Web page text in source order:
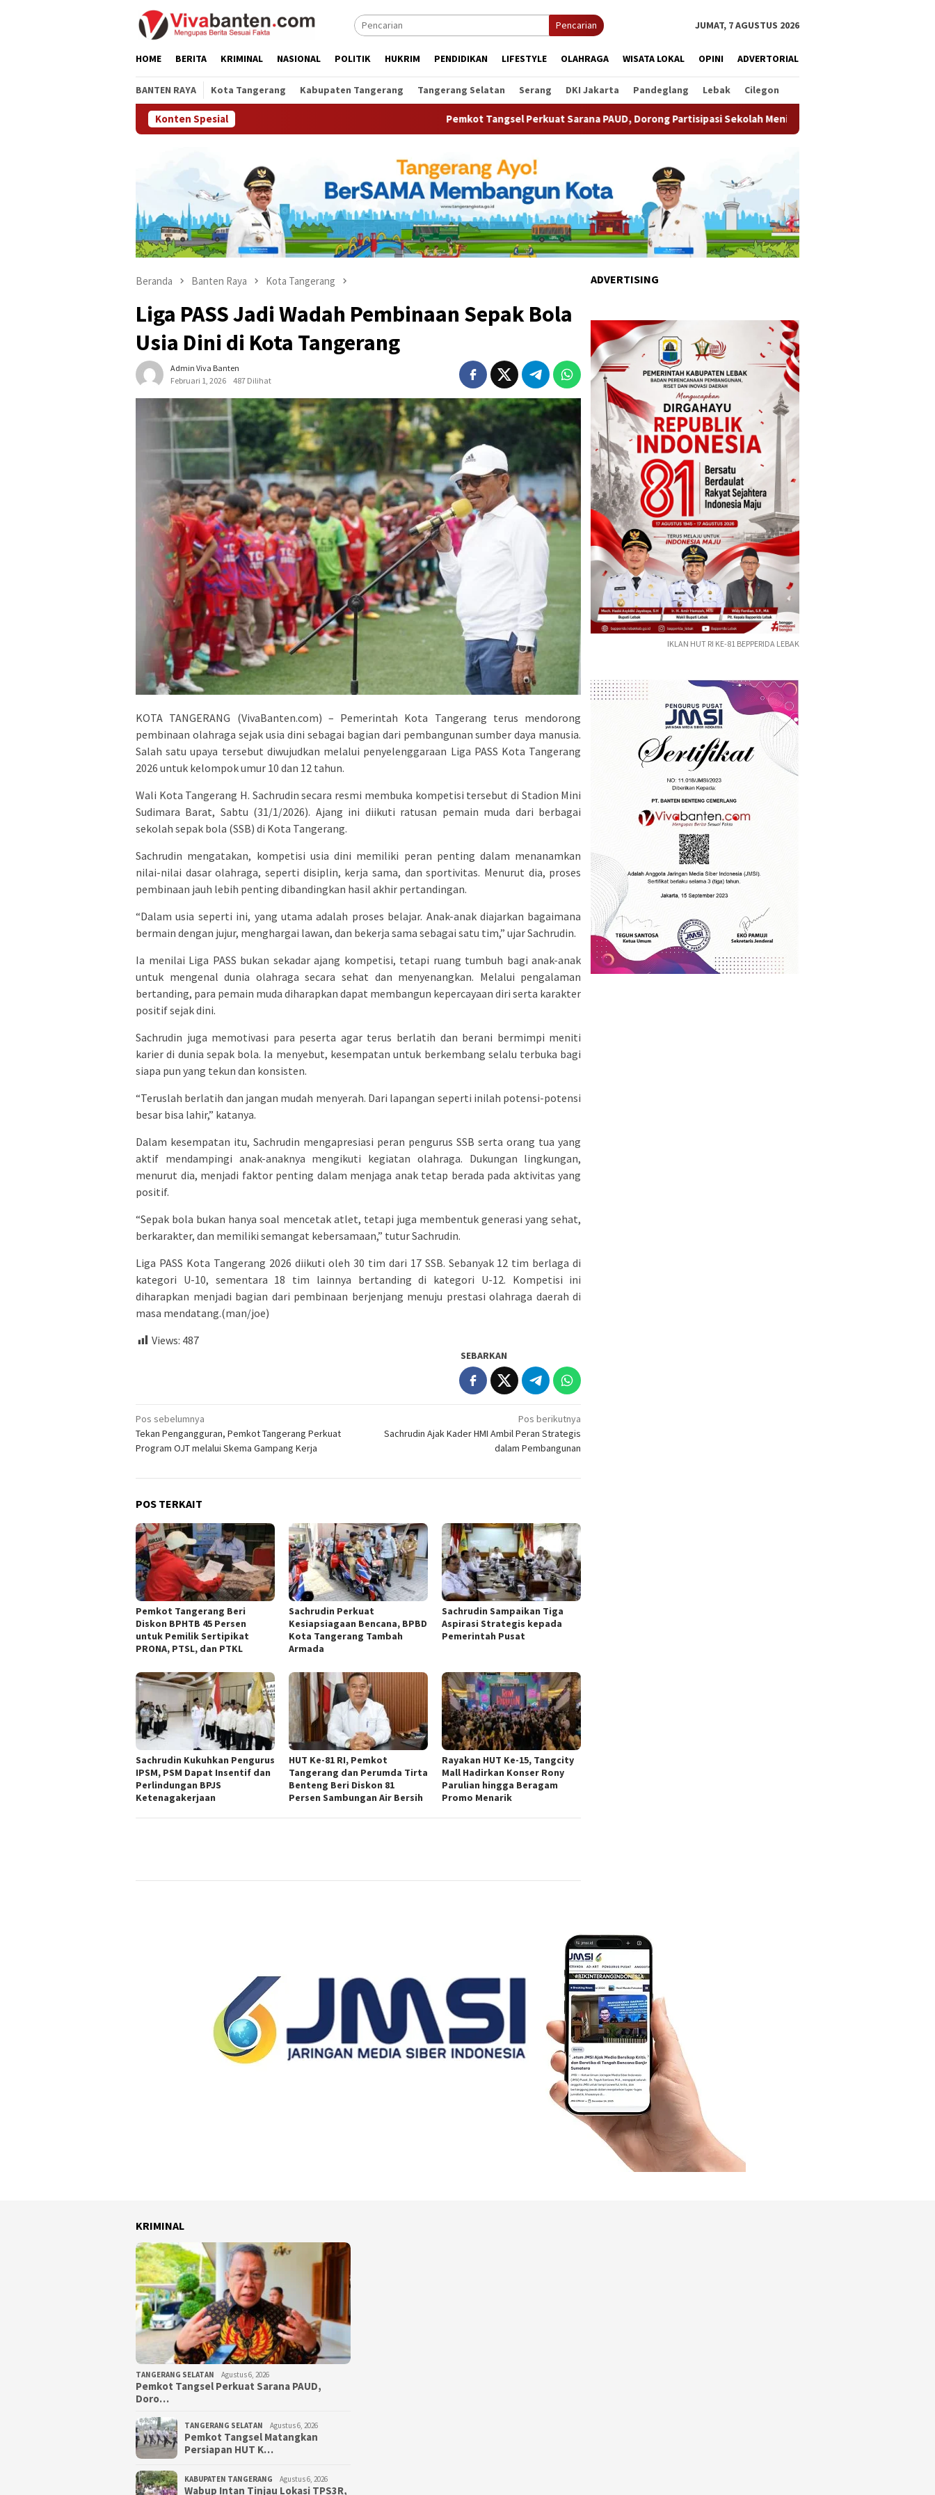
Pencarian JUMAT, 7 AGUSTUS 2026
HOME BERITA KRIMINAL NASIONAL POLITIK HUKRIM PENDIDIKAN LIFESTYLE OLAHRAGA WISATA LOKAL OPINI ADVERTORIAL
BANTEN RAYA Kota Tangerang Kabupaten Tangerang Tangerang Selatan Serang DKI Jakarta Pandeglang Lebak Cilegon
Konten Spesial Pemkot Tangsel Perkuat Sarana PAUD, Dorong Partisipasi Sekolah Meningkat Pemkot Tangsel Matangkan
Beranda Banten Raya Kota Tangerang
Liga PASS Jadi Wadah Pembinaan Sepak Bola
Usia Dini di Kota Tangerang
Admin Viva Banten
Februari 1, 2026
487 Dilihat
KOTA TANGERANG (VivaBanten.com) – Pemerintah Kota Tangerang terus mendorong
pembinaan olahraga sejak usia dini sebagai bagian dari pembangunan sumber daya manusia.
Salah satu upaya tersebut diwujudkan melalui penyelenggaraan Liga PASS Kota Tangerang
2026 untuk kelompok umur 10 dan 12 tahun.
Wali Kota Tangerang H. Sachrudin secara resmi membuka kompetisi tersebut di Stadion Mini
Sudimara Barat, Sabtu (31/1/2026). Ajang ini diikuti ratusan pemain muda dari berbagai
sekolah sepak bola (SSB) di Kota Tangerang.
Sachrudin mengatakan, kompetisi usia dini memiliki peran penting dalam menanamkan
nilai-nilai dasar olahraga, seperti disiplin, kerja sama, dan sportivitas. Menurut dia, proses
pembinaan jauh lebih penting dibandingkan hasil akhir pertandingan.
“Dalam usia seperti ini, yang utama adalah proses belajar. Anak-anak diajarkan bagaimana
bermain dengan jujur, menghargai lawan, dan bekerja sama sebagai satu tim,” ujar Sachrudin.
Ia menilai Liga PASS bukan sekadar ajang kompetisi, tetapi ruang tumbuh bagi anak-anak
untuk mengenal dunia olahraga secara sehat dan menyenangkan. Melalui pengalaman
bertanding, para pemain muda diharapkan dapat membangun kepercayaan diri serta karakter
positif sejak dini.
Sachrudin juga memotivasi para peserta agar terus berlatih dan berani bermimpi meniti
karier di dunia sepak bola. Ia menyebut, kesempatan untuk berkembang selalu terbuka bagi
siapa pun yang tekun dan konsisten.
“Teruslah berlatih dan jangan mudah menyerah. Dari lapangan seperti inilah potensi-potensi
besar bisa lahir,” katanya.
Dalam kesempatan itu, Sachrudin mengapresiasi peran pengurus SSB serta orang tua yang
aktif mendampingi anak-anaknya mengikuti kegiatan olahraga. Dukungan lingkungan,
menurut dia, menjadi faktor penting dalam menjaga anak tetap berada pada aktivitas yang
positif.
“Sepak bola bukan hanya soal mencetak atlet, tetapi juga membentuk generasi yang sehat,
berkarakter, dan memiliki semangat kebersamaan,” tutur Sachrudin.
Liga PASS Kota Tangerang 2026 diikuti oleh 30 tim dari 17 SSB. Sebanyak 12 tim berlaga di
kategori U-10, sementara 18 tim lainnya bertanding di kategori U-12. Kompetisi ini
diharapkan menjadi bagian dari pembinaan berjenjang menuju prestasi olahraga daerah di
masa mendatang.(man/joe)
Views: 487
SEBARKAN
Navigasi
pos
Pos sebelumnya
Tekan Pengangguran, Pemkot Tangerang Perkuat
Program OJT melalui Skema Gampang Kerja
Pos berikutnya
Sachrudin Ajak Kader HMI Ambil Peran Strategis
dalam Pembangunan
POS TERKAIT
Pemkot Tangerang Beri
Diskon BPHTB 45 Persen
untuk Pemilik Sertipikat
PRONA, PTSL, dan PTKL
Sachrudin Perkuat
Kesiapsiagaan Bencana, BPBD
Kota Tangerang Tambah
Armada
Sachrudin Sampaikan Tiga
Aspirasi Strategis kepada
Pemerintah Pusat
Sachrudin Kukuhkan Pengurus
IPSM, PSM Dapat Insentif dan
Perlindungan BPJS
Ketenagakerjaan
HUT Ke-81 RI, Pemkot
Tangerang dan Perumda Tirta
Benteng Beri Diskon 81
Persen Sambungan Air Bersih
Rayakan HUT Ke-15, Tangcity
Mall Hadirkan Konser Rony
Parulian hingga Beragam
Promo Menarik
ADVERTISING
IKLAN HUT RI KE-81 BEPPERIDA LEBAK
KRIMINAL
TANGERANG SELATAN Agustus 6, 2026
Pemkot Tangsel Perkuat Sarana PAUD,
Doro…
TANGERANG SELATAN Agustus 6, 2026
Pemkot Tangsel Matangkan
Persiapan HUT K…
KABUPATEN TANGERANG Agustus 6, 2026
Wabup Intan Tinjau Lokasi TPS3R,